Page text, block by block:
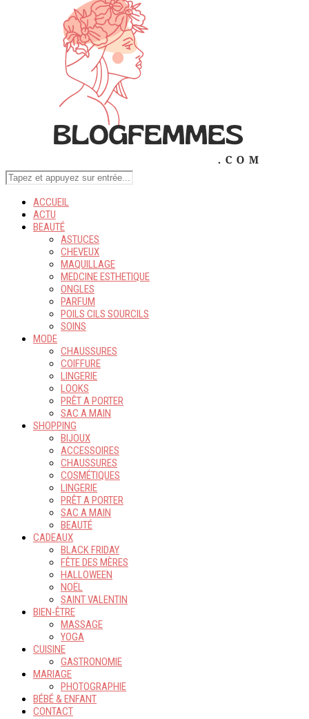
ACCUEIL
ACTU
BEAUTÉ
ASTUCES
CHEVEUX
MAQUILLAGE
MEDCINE ESTHETIQUE
ONGLES
PARFUM
POILS CILS SOURCILS
SOINS
MODE
CHAUSSURES
COIFFURE
LINGERIE
LOOKS
PRÊT A PORTER
SAC A MAIN
SHOPPING
BIJOUX
ACCESSOIRES
CHAUSSURES
COSMÉTIQUES
LINGERIE
PRÊT A PORTER
SAC A MAIN
BEAUTÉ
CADEAUX
BLACK FRIDAY
FÊTE DES MÈRES
HALLOWEEN
NOËL
SAINT VALENTIN
BIEN-ÊTRE
MASSAGE
YOGA
CUISINE
GASTRONOMIE
MARIAGE
PHOTOGRAPHIE
BÉBÉ & ENFANT
CONTACT